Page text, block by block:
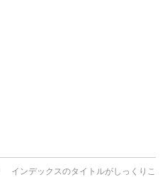
インデックスのタイトルがしっくりこ